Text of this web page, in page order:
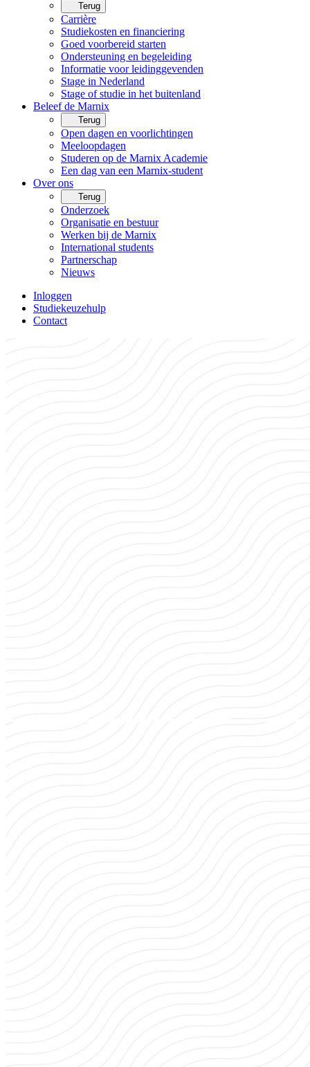
Terug
Carrière
Studiekosten en financiering
Goed voorbereid starten
Ondersteuning en begeleiding
Informatie voor leidinggevenden
Stage in Nederland
Stage of studie in het buitenland
Beleef de Marnix
Terug
Open dagen en voorlichtingen
Meeloopdagen
Studeren op de Marnix Academie
Een dag van een Marnix-student
Over ons
Terug
Onderzoek
Organisatie en bestuur
Werken bij de Marnix
International students
Partnerschap
Nieuws
Inloggen
Studiekeuzehulp
Contact